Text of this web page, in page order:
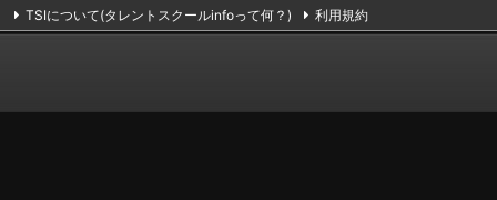
TSIについて(タレントスクールinfoって何？)
利用規約